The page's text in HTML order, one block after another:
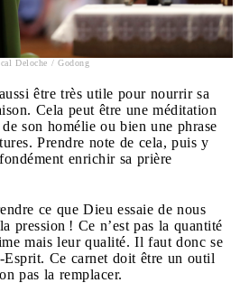
Deloche / Godong
être très utile pour nourrir sa
Cela peut être une méditation
son homélie ou bien une phrase
Prendre note de cela, puis y
enrichir sa prière
ce que Dieu essaie de nous
pression ! Ce n’est pas la quantité
mais leur qualité. Il faut donc se
Ce carnet doit être un outil
pas la remplacer.